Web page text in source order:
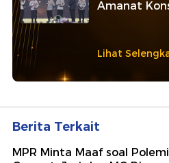
Amanat
Lihat
Berita Terkait
MPR Minta Maaf soal